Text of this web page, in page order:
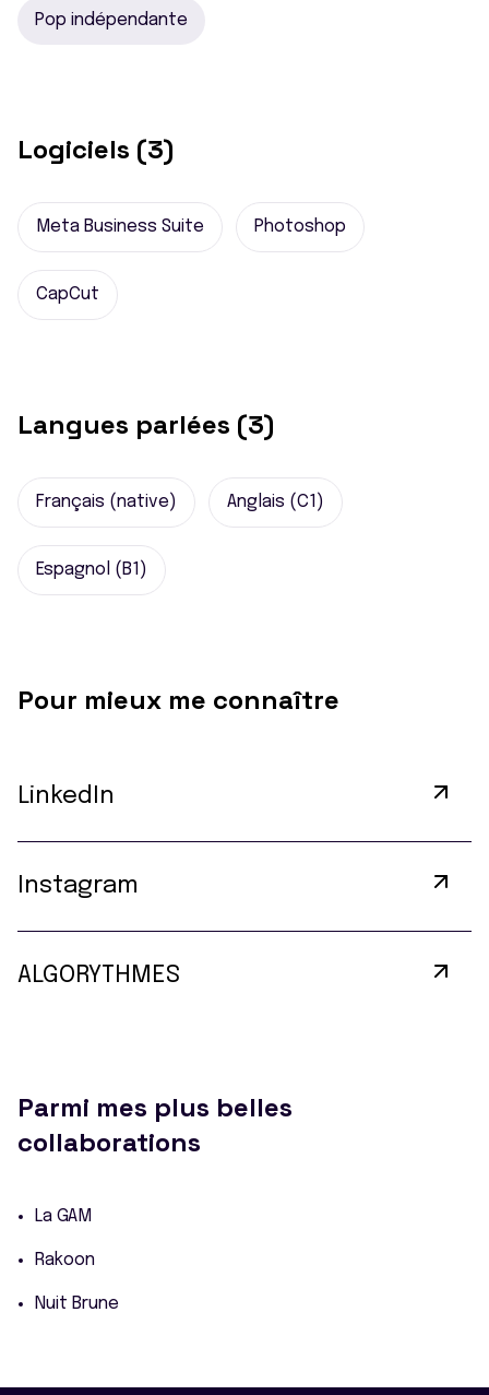
Pop indépendante
Logiciels (3)
Meta Business Suite Photoshop
CapCut
Langues parlées (3)
Français (native) Anglais (C1)
Espagnol (B1)
Pour mieux me connaître
LinkedIn
Instagram
ALGORYTHMES
Parmi mes plus belles
collaborations
La GAM
Rakoon
Nuit Brune